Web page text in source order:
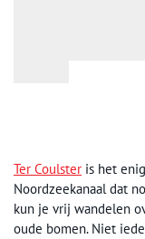
Ter Coulster is het
Noordzeekanaal dat
kun je vrij wandelen
oude bomen. Niet